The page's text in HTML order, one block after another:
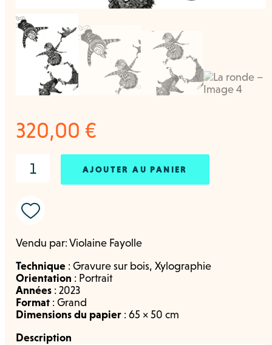
320,00 €
AJOUTER AU PANIER
Vendu par: Violaine Fayolle
Années : 2023
Format : Grand
Technique : Gravure sur bois, Xylographie
Orientation : Portrait
Dimensions du papier : 65 × 50 cm
Description